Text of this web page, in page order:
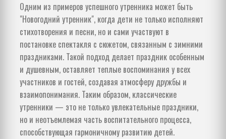
Одним из примеров успешного утренника может быть
"Новогодний утренник", когда дети не только исполняют
стихотворения и песни, но и сами участвуют в
постановке спектакля с сюжетом, связанным с зимними
праздниками. Такой подход делает праздник особенным
и душевным, оставляет теплые воспоминания у всех
участников и гостей, создавая атмосферу дружбы и
взаимопонимания. Таким образом, классические
утренники — это не только увлекательные праздники,
но и неотъемлемая часть воспитательного процесса,
способствующая гармоничному развитию детей.